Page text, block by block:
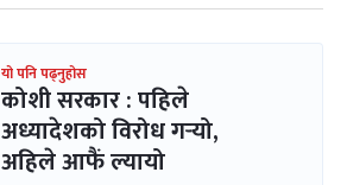
यो पनि पढ्नुहोस
कोशी सरकार : पहिले
अध्यादेशको विरोध गर्‍यो,
अहिले आफैं ल्यायो